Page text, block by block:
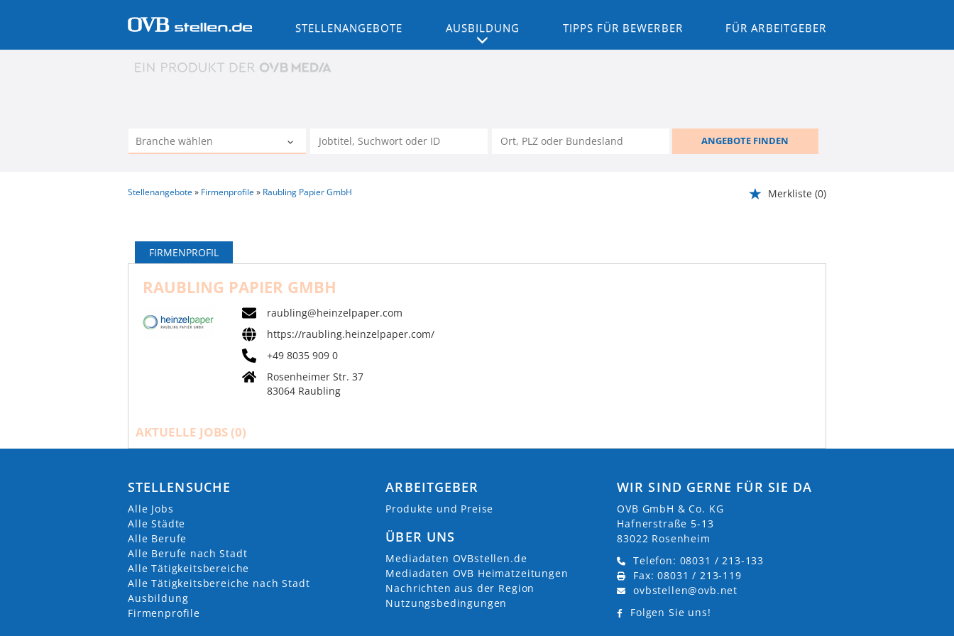
STELLENANGEBOTE AUSBILDUNG TIPPS FÜR BEWERBER FÜR ARBEITGEBER
ANGEBOTE FINDEN
Stellenangebote Firmenprofile Raubling Papier GmbH Merkliste (0)
FIRMENPROFIL
RAUBLING PAPIER GMBH
raubling@heinzelpaper.com
https://raubling.heinzelpaper.com/
+49 8035 909 0
Rosenheimer Str. 37
83064 Raubling
AKTUELLE JOBS (0)
STELLENSUCHE
Alle Jobs
Alle Städte
Alle Berufe
Alle Berufe nach Stadt
Alle Tätigkeitsbereiche
Alle Tätigkeitsbereiche nach Stadt
Ausbildung
Firmenprofile
ARBEITGEBER
Produkte und Preise
ÜBER UNS
Mediadaten OVBstellen.de
Mediadaten OVB Heimatzeitungen
Nachrichten aus der Region
Nutzungsbedingungen
WIR SIND GERNE FÜR SIE DA
OVB GmbH & Co. KG
Hafnerstraße 5-13
83022 Rosenheim
Telefon: 08031 / 213-133
Fax: 08031 / 213-119
ovbstellen@ovb.net
Folgen Sie uns!